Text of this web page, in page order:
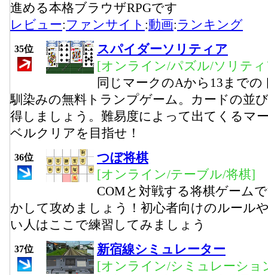
進める本格ブラウザRPGです
レビュー:ファンサイト :動画:ランキング
35位
スパイダーソリティア
[オンライン/パズル/ソリテ
同じマークのAから13まで
馴染みの無料トランプゲーム。カードの並
得しましょう。難易度によって出てくるマ
ベルクリアを目指せ！
36位
つぼ将棋
[オンライン/テーブル/将棋]
COMと対戦する将棋ゲーム
かして攻めましょう！初心者向けのルール
い人はここで練習してみましょう
37位
新宿線シミュレーター
[オンライン/シミュレーショ